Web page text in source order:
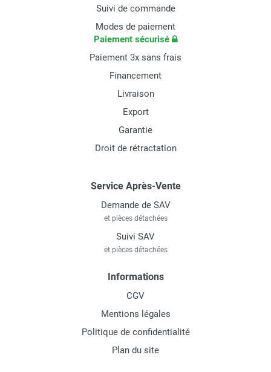
Suivi de commande
Modes de paiement
Paiement sécurisé
Paiement 3x sans frais
Financement
Livraison
Export
Garantie
Droit de rétractation
Service Après-Vente
Demande de SAV
et pièces détachées
Suivi SAV
et pièces détachées
Informations
CGV
Mentions légales
Politique de confidentialité
Plan du site